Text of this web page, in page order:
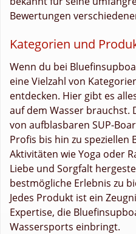
Bewertungen
Kategorien und
Wenn du bei
eine Vielzahl von
entdecken. Hier gibt es
auf dem Wasser brauchst.
von aufblasbaren SUP-
Profis bis hin zu speziellen
Aktivitäten wie Yoga oder
Liebe und Sorgfalt
bestmögliche Erlebnis zu
Jedes Produkt ist ein
Expertise, die
Wassersports einbringt.